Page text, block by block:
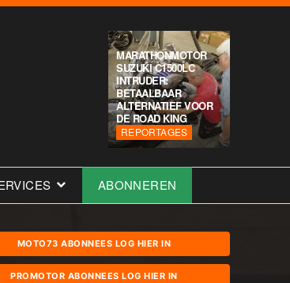
MARATHONMOTOR
SUZUKI C1500LC
INTRUDER:
BETAALBAAR
ALTERNATIEF VOOR
DE ROAD KING
REPORTAGES
ABONNEREN
MOTO73 ABONNEES LOG HIER IN
PROMOTOR ABONNEES LOG HIER IN